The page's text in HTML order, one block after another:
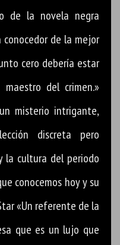
de la novela negra
conocedor de la mejor
cero debería estar
del crimen.»
misterio intrigante,
discreta pero
la cultura del periodo
conocemos hoy y su
«Un referente de la
que es un lujo que